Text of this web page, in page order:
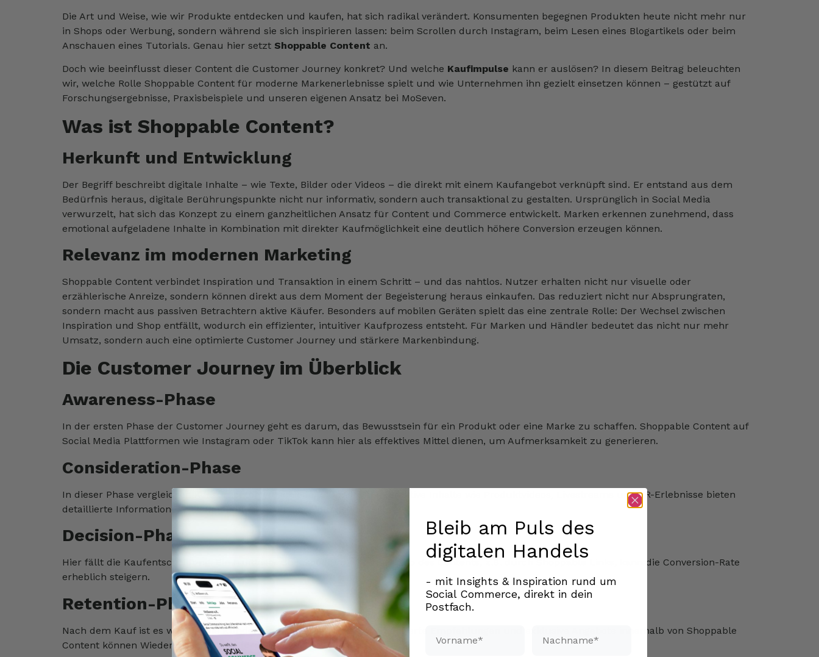
Die Art und Weise, wie wir Produkte entdecken und kaufen, hat sich radikal verändert. Konsumenten begegnen Produkten heute nicht mehr nur
in Shops oder Werbung, sondern während sie sich inspirieren lassen: beim Scrollen durch Instagram, beim Lesen eines Blogartikels oder beim
Anschauen eines Tutorials. Genau hier setzt Shoppable Content an.
Doch wie beeinflusst dieser Content die Customer Journey konkret? Und welche Kaufimpulse kann er auslösen? In diesem Beitrag beleuchten
wir, welche Rolle Shoppable Content für moderne Markenerlebnisse spielt und wie Unternehmen ihn gezielt einsetzen können – gestützt auf
Forschungsergebnisse, Praxisbeispiele und unseren eigenen Ansatz bei MoSeven.
Was ist Shoppable Content?
Herkunft und Entwicklung
Der Begriff beschreibt digitale Inhalte – wie Texte, Bilder oder Videos – die direkt mit einem Kaufangebot verknüpft sind. Er entstand aus dem
Bedürfnis heraus, digitale Berührungspunkte nicht nur informativ, sondern auch transaktional zu gestalten. Ursprünglich in Social Media
verwurzelt, hat sich das Konzept zu einem ganzheitlichen Ansatz für Content und Commerce entwickelt. Marken erkennen zunehmend, dass
emotional aufgeladene Inhalte in Kombination mit direkter Kaufmöglichkeit eine deutlich höhere Conversion erzeugen können.
Relevanz im modernen Marketing
Shoppable Content verbindet Inspiration und Transaktion in einem Schritt – und das nahtlos. Nutzer erhalten nicht nur visuelle oder
erzählerische Anreize, sondern können direkt aus dem Moment der Begeisterung heraus einkaufen. Das reduziert nicht nur Absprungraten,
sondern macht aus passiven Betrachtern aktive Käufer. Besonders auf mobilen Geräten spielt das eine zentrale Rolle: Der Wechsel zwischen
Inspiration und Shop entfällt, wodurch ein effizienter, intuitiver Kaufprozess entsteht. Für Marken und Händler bedeutet das nicht nur mehr
Umsatz, sondern auch eine optimierte Customer Journey und stärkere Markenbindung.
Die Customer Journey im Überblick
Awareness-Phase
In der ersten Phase der Customer Journey geht es darum, das Bewusstsein für ein Produkt oder eine Marke zu schaffen. Shoppable Content auf
Social Media Plattformen wie Instagram oder TikTok kann hier als effektives Mittel dienen, um Aufmerksamkeit zu generieren.
Consideration-Phase
In dieser Phase vergleichen Konsumenten verschiedene Optionen. Interaktive Inhalte wie Produktvideos, Livestreams und AR-Erlebnisse bieten
detaillierte Informationen und helfen bei der Entscheidungsfindung.
Decision-Phase
Hier fällt die Kaufentscheidung. Ein nahtloser Checkout-Prozess innerhalb des Contents, z.B. durch Shoppable Links, kann die Conversion-Rate
erheblich steigern.
Retention-Phase
Nach dem Kauf ist es wichtig, die Kundenbindung zu stärken. Personalisierte Empfehlungen und exklusive Angebote innerhalb von Shoppable
Content können Wiederholungskäufe fördern.
Bleib am Puls des
digitalen Handels
- mit Insights & Inspiration rund um
Social Commerce, direkt in dein
Postfach.